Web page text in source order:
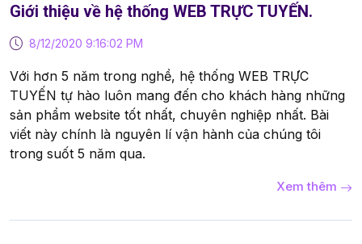
Giới thiệu về hệ thống WEB TRỰC TUYẾN.
8/12/2020 9:16:02 PM
Với hơn 5 năm trong nghề, hệ thống WEB TRỰC
TUYẾN tự hào luôn mang đến cho khách hàng những
sản phẩm website tốt nhất, chuyên nghiệp nhất. Bài
viết này chính là nguyên lí vận hành của chúng tôi
trong suốt 5 năm qua.
Xem thêm